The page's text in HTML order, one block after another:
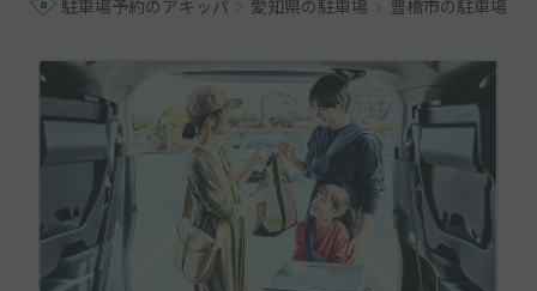
駐車場予約のアキッパ 愛知県の駐車場 豊橋市の駐車場